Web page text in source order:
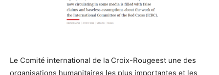
Le Comité international de la Croix-Rougeest une des
organisations humanitaires les plus importantes et les